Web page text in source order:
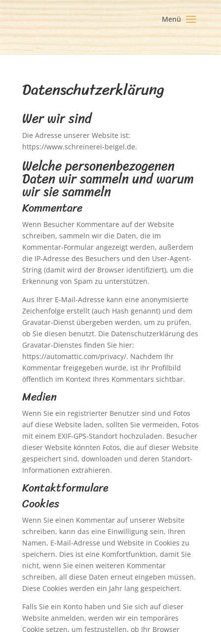
Datenschutzerklärung
Wer wir sind
Die Adresse unserer Website ist:
https://www.schreinerei-beigel.de.
Welche personenbezogenen
Daten wir sammeln und warum
wir sie sammeln
Kommentare
Wenn Besucher Kommentare auf der Website
schreiben, sammeln wir die Daten, die im
Kommentar-Formular angezeigt werden, außerdem
die IP-Adresse des Besuchers und den User-Agent-
String (damit wird der Browser identifiziert), um die
Erkennung von Spam zu unterstützen.
Aus Ihrer E-Mail-Adresse kann eine anonymisierte
Zeichenfolge erstellt (auch Hash genannt) und dem
Gravatar-Dienst übergeben werden, um zu prüfen,
ob Sie diesen benutzt. Die Datenschutzerklärung des
Gravatar-Dienstes finden Sie hier:
https://automattic.com/privacy/. Nachdem Ihr
Kommentar freigegeben wurde, ist Ihr Profilbild
öffentlich im Kontext Ihres Kommentars sichtbar.
Medien
Wenn Sie ein registrierter Benutzer sind und Fotos
auf diese Website laden, sollten Sie vermeiden, Fotos
mit einem EXIF-GPS-Standort hochzuladen. Besucher
dieser Website könnten Fotos, die auf dieser Website
gespeichert sind, downloaden und deren Standort-
Informationen extrahieren.
Kontaktformulare
Cookies
Wenn Sie einen Kommentar auf unserer Website
schreiben, kann das eine Einwilligung sein, Ihren
Namen, E-Mail-Adresse und Website in Cookies zu
speichern. Dies ist eine Komfortfunktion, damit Sie
nicht, wenn Sie einen weiteren Kommentar
schreiben, all diese Daten erneut eingeben müssen.
Diese Cookies werden ein Jahr lang gespeichert.
Falls Sie ein Konto haben und Sie sich auf dieser
Website anmelden, werden wir ein temporäres
Cookie setzen, um festzustellen, ob Ihr Browser